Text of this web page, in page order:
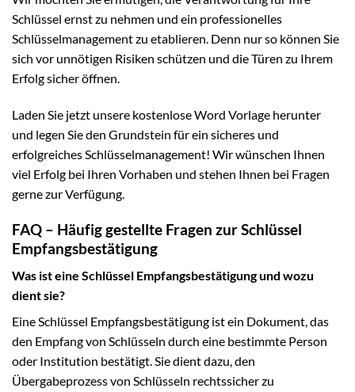
Schlüssel ernst zu nehmen und ein professionelles
Schlüsselmanagement zu etablieren. Denn nur so können Sie
sich vor unnötigen Risiken schützen und die Türen zu Ihrem
Erfolg sicher öffnen.
Laden Sie jetzt unsere kostenlose Word Vorlage herunter
und legen Sie den Grundstein für ein sicheres und
erfolgreiches Schlüsselmanagement! Wir wünschen Ihnen
viel Erfolg bei Ihren Vorhaben und stehen Ihnen bei Fragen
gerne zur Verfügung.
FAQ – Häufig gestellte Fragen zur Schlüssel
Empfangsbestätigung
Was ist eine Schlüssel Empfangsbestätigung und wozu
dient sie?
Eine Schlüssel Empfangsbestätigung ist ein Dokument, das
den Empfang von Schlüsseln durch eine bestimmte Person
oder Institution bestätigt. Sie dient dazu, den
Übergabeprozess von Schlüsseln rechtssicher zu